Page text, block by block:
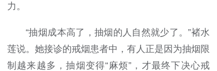
力。
“抽烟成本高了，抽烟的人自然就少了。”褚水
莲说。她接诊的戒烟患者中，有人正是因为抽烟限
制越来越多，抽烟变得“麻烦”，才最终下决心戒